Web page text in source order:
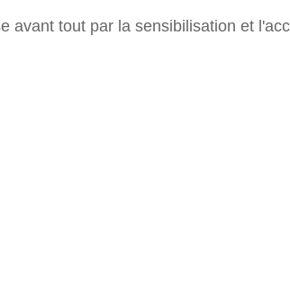
avant tout par la sensibilisation et